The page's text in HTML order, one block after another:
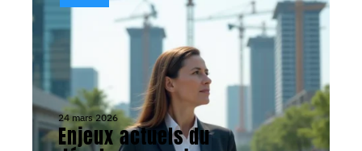
24 mars 2026
Enjeux actuels du